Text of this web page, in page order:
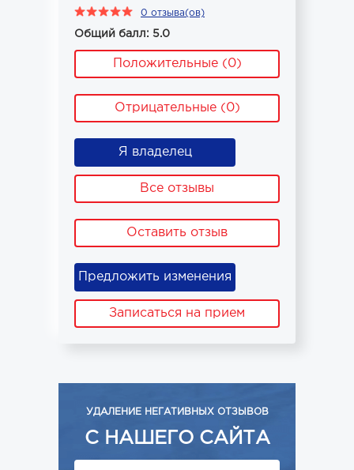
0 отзыва(ов)
Общий балл: 5.0
Положительные (0)
Отрицательные (0)
Я владелец
Все отзывы
Оставить отзыв
Предложить изменения
Записаться на прием
УДАЛЕНИЕ НЕГАТИВНЫХ ОТЗЫВОВ
С НАШЕГО САЙТА